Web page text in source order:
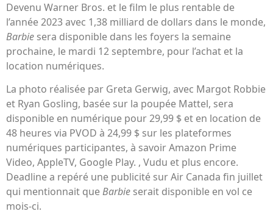
Devenu Warner Bros. et le film le plus rentable de
l’année 2023 avec 1,38 milliard de dollars dans le monde,
Barbie sera disponible dans les foyers la semaine
prochaine, le mardi 12 septembre, pour l’achat et la
location numériques.
La photo réalisée par Greta Gerwig, avec Margot Robbie
et Ryan Gosling, basée sur la poupée Mattel, sera
disponible en numérique pour 29,99 $ et en location de
48 heures via PVOD à 24,99 $ sur les plateformes
numériques participantes, à savoir Amazon Prime
Video, AppleTV, Google Play. , Vudu et plus encore.
Deadline a repéré une publicité sur Air Canada fin juillet
qui mentionnait queBarbie serait disponible en vol ce
mois-ci.